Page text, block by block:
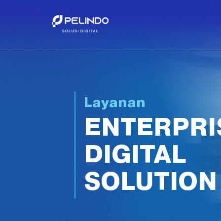
Layanan
DIGITAL
SOLUTION